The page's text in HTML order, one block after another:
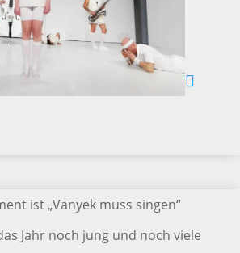
ist „Vanyek muss singen“
Jahr noch jung und noch viele